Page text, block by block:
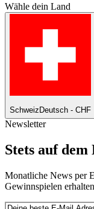
Wähle dein Land
Schweiz Deutsch - CHF
Newsletter
Stets auf
Monatliche News per
Gewinnspielen